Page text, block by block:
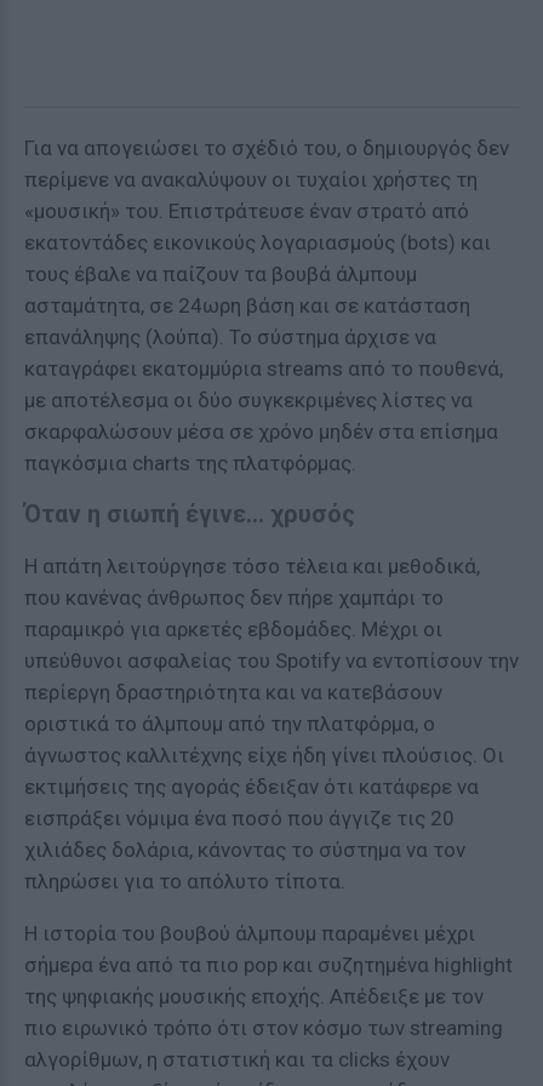
Για να απογειώσει το σχέδιό του, ο δημιουργός δεν
περίμενε να ανακαλύψουν οι τυχαίοι χρήστες τη
«μουσική» του. Επιστράτευσε έναν στρατό από
εκατοντάδες εικονικούς λογαριασμούς (bots) και
τους έβαλε να παίζουν τα βουβά άλμπουμ
ασταμάτητα, σε 24ωρη βάση και σε κατάσταση
επανάληψης (λούπα). Το σύστημα άρχισε να
καταγράφει εκατομμύρια streams από το πουθενά,
με αποτέλεσμα οι δύο συγκεκριμένες λίστες να
σκαρφαλώσουν μέσα σε χρόνο μηδέν στα επίσημα
παγκόσμια charts της πλατφόρμας.
Όταν η σιωπή έγινε... χρυσός
Η απάτη λειτούργησε τόσο τέλεια και μεθοδικά,
που κανένας άνθρωπος δεν πήρε χαμπάρι το
παραμικρό για αρκετές εβδομάδες. Μέχρι οι
υπεύθυνοι ασφαλείας του Spotify να εντοπίσουν την
περίεργη δραστηριότητα και να κατεβάσουν
οριστικά το άλμπουμ από την πλατφόρμα, ο
άγνωστος καλλιτέχνης είχε ήδη γίνει πλούσιος. Οι
εκτιμήσεις της αγοράς έδειξαν ότι κατάφερε να
εισπράξει νόμιμα ένα ποσό που άγγιζε τις 20
χιλιάδες δολάρια, κάνοντας το σύστημα να τον
πληρώσει για το απόλυτο τίποτα.
Η ιστορία του βουβού άλμπουμ παραμένει μέχρι
σήμερα ένα από τα πιο pop και συζητημένα highlight
της ψηφιακής μουσικής εποχής. Απέδειξε με τον
πιο ειρωνικό τρόπο ότι στον κόσμο των streaming
αλγορίθμων, η στατιστική και τα clicks έχουν